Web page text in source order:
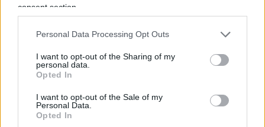
consent section.
Personal Data Processing Opt Outs
I want to opt-out of the Sharing of my
personal data.
Opted In
I want to opt-out of the Sale of my
Personal Data.
Opted In
figli perché non venissero discriminati, sulla base
riguardava la nostra salute, il nostro corpo.
L’articolo 13non ha impedito di rinchiuderci in
Gli articoli 1 e 4
stipendio.L’articolo 17non ha impedito di vietare
le manifestazioni con una semplice circolare